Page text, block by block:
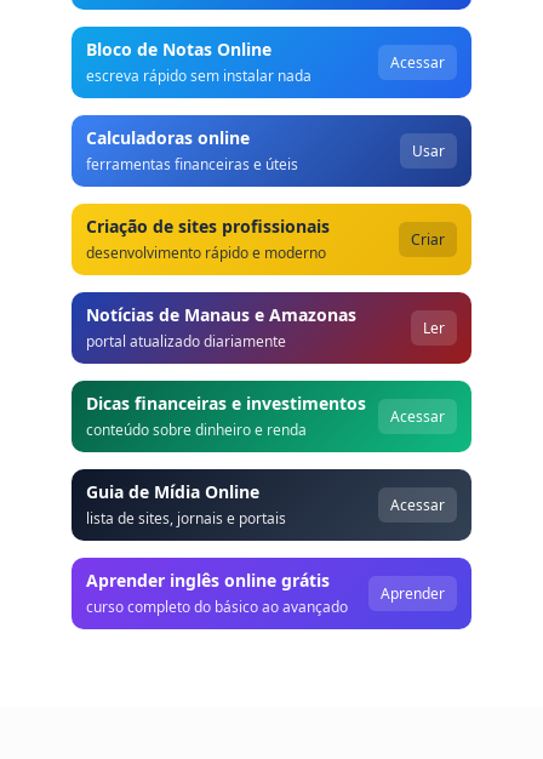
Bloco de Notas Online
escreva rápido sem instalar nada
Acessar
Calculadoras online
ferramentas financeiras e úteis
Usar
Criação de sites profissionais
desenvolvimento rápido e moderno
Criar
Notícias de Manaus e Amazonas
portal atualizado diariamente
Ler
Dicas financeiras e investimentos
conteúdo sobre dinheiro e renda
Acessar
Guia de Mídia Online
lista de sites, jornais e portais
Acessar
Aprender inglês online grátis
curso completo do básico ao avançado
Aprender